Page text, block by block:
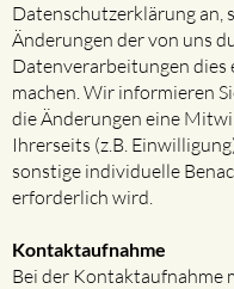
Datenschutzerklärung an,
Änderungen der von uns
Datenverarbeitungen dies
machen. Wir informieren
die Änderungen eine
Ihrerseits (z.B.
sonstige individuelle
erforderlich wird.
Kontaktaufnahme
Bei der Kontaktaufnahme